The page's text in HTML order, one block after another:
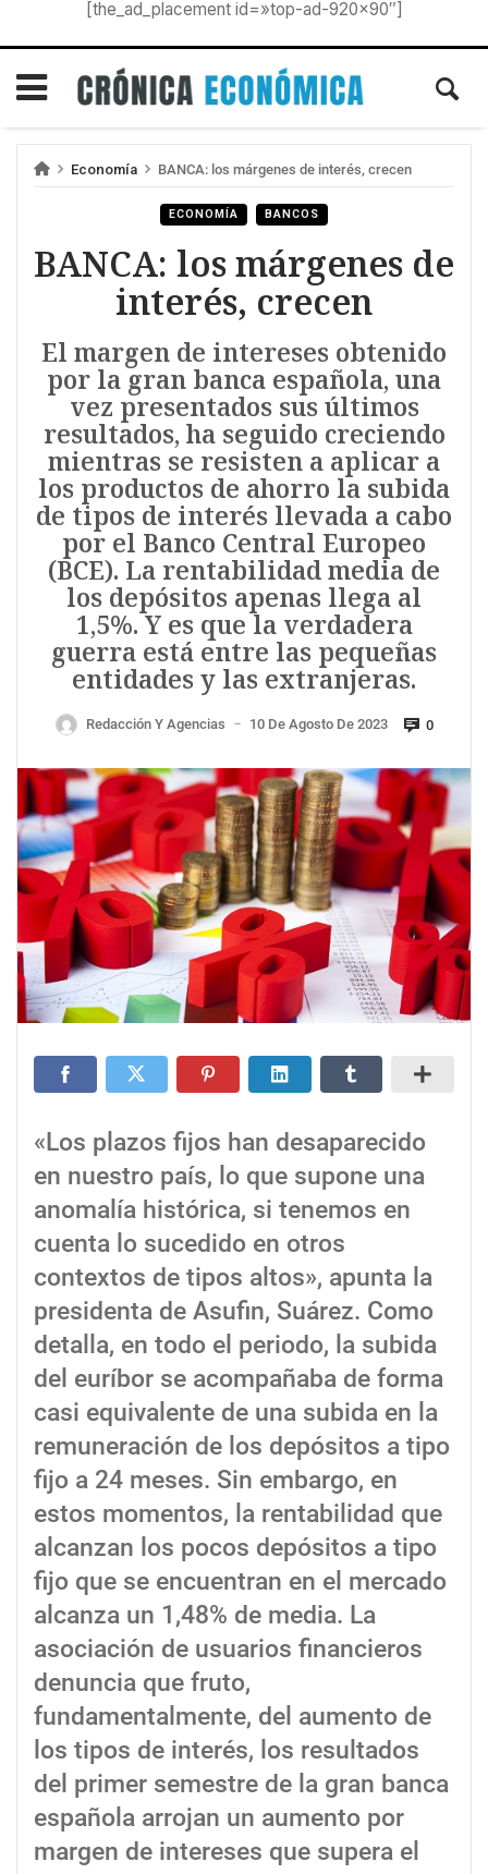
[the_ad_placement id=»top-ad-920×90″]
Economía BANCA: los márgenes de interés, crecen
ECONOMÍA BANCOS
BANCA: los márgenes de
interés, crecen
El margen de intereses obtenido
por la gran banca española, una
vez presentados sus últimos
resultados, ha seguido creciendo
mientras se resisten a aplicar a
los productos de ahorro la subida
de tipos de interés llevada a cabo
por el Banco Central Europeo
(BCE). La rentabilidad media de
los depósitos apenas llega al
1,5%. Y es que la verdadera
guerra está entre las pequeñas
entidades y las extranjeras.
Redacción Y Agencias — 10 De Agosto De 2023 0
«Los plazos fijos han desaparecido
en nuestro país, lo que supone una
anomalía histórica, si tenemos en
cuenta lo sucedido en otros
contextos de tipos altos», apunta la
presidenta de Asufin, Suárez. Como
detalla, en todo el periodo, la subida
del euríbor se acompañaba de forma
casi equivalente de una subida en la
remuneración de los depósitos a tipo
fijo a 24 meses. Sin embargo, en
estos momentos, la rentabilidad que
alcanzan los pocos depósitos a tipo
fijo que se encuentran en el mercado
alcanza un 1,48% de media. La
asociación de usuarios financieros
denuncia que fruto,
fundamentalmente, del aumento de
los tipos de interés, los resultados
del primer semestre de la gran banca
española arrojan un aumento por
margen de intereses que supera el